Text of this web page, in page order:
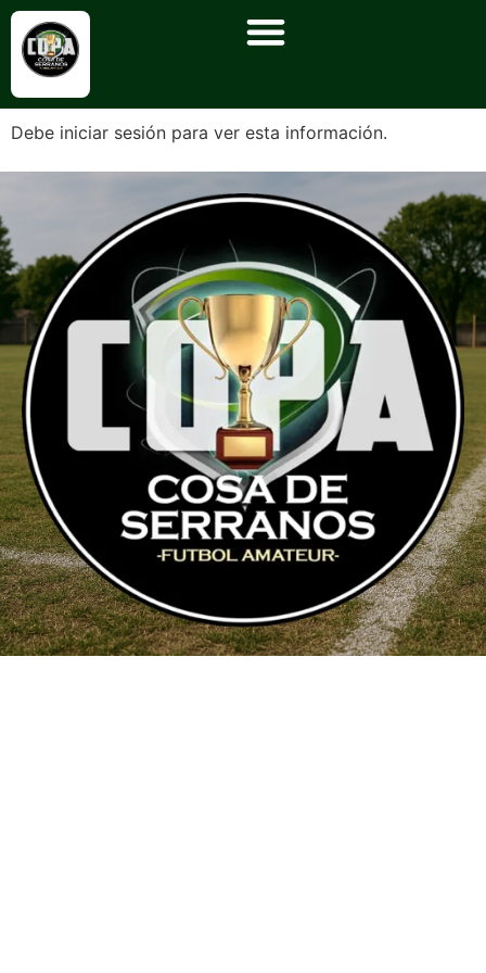
Debe iniciar sesión para ver esta información.